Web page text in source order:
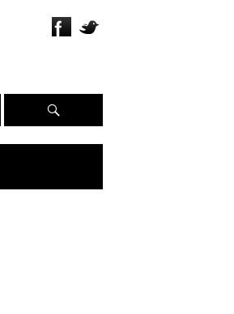
Recherche